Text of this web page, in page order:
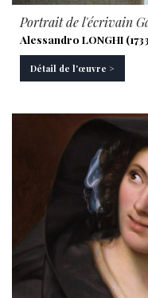
Portrait de l'écrivain
Alessandro LONGHI
Détail de l'œuvre >